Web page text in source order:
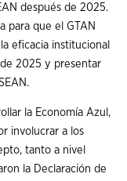
después de 2025.
para que el GTAN
eficacia institucional
2025 y presentar
la Economía Azul,
involucrar a los
tanto a nivel
la Declaración de